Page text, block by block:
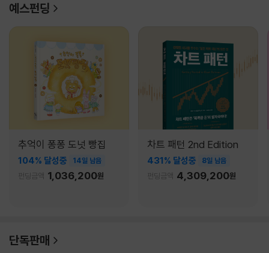
예스펀딩
추억이 퐁퐁 도넛 빵집
104% 달성중 14일 남음
펀딩금액 1,036,200원
차트 패턴 2nd Edition
431% 달성중 8일 남음
펀딩금액 4,309,200원
단독판매